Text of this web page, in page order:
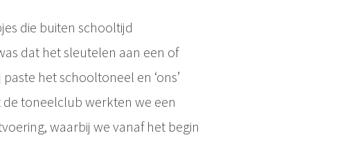
die buiten schooltijd
dat het sleutelen aan een of
het schooltoneel en ‘ons’
toneelclub werkten we een
waarbij we vanaf het begin